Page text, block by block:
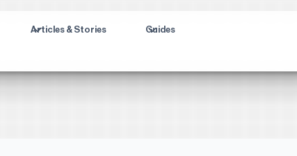
Articles & Stories Guides